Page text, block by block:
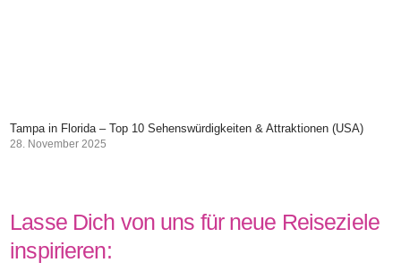
Tampa in Florida – Top 10 Sehenswürdigkeiten & Attraktionen (USA)
28. November 2025
Lasse Dich von uns für neue Reiseziele
inspirieren: